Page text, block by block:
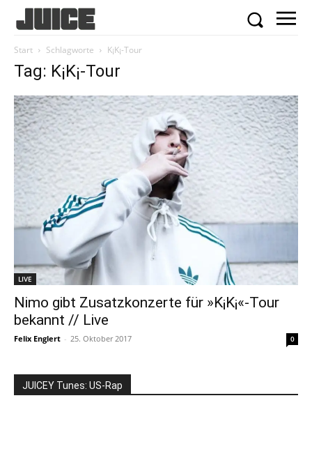
Start Schlagworte K¡K¡-Tour
Tag: K¡K¡-Tour
LIVE
Nimo gibt Zusatzkonzerte für »K¡K¡«-Tour
bekannt // Live
Felix Englert - 25. Oktober 2017 0
JUICEY Tunes: US-Rap